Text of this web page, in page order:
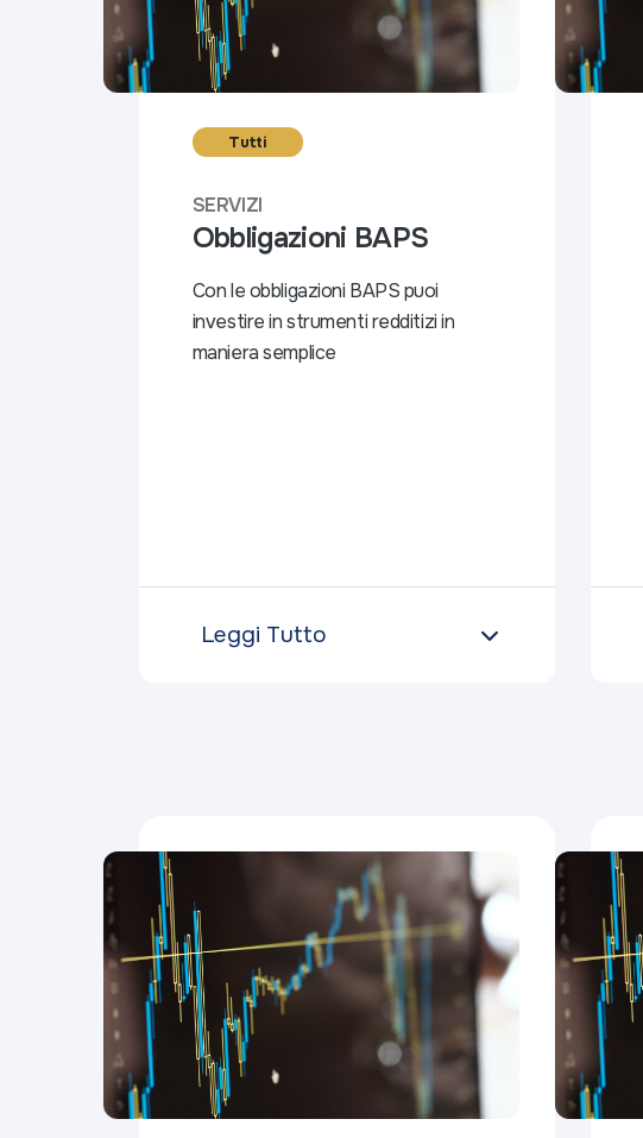
Tutti
SERVIZI
Obbligazioni BAPS
Con le obbligazioni BAPS puoi
investire in strumenti redditizi in
maniera semplice
Leggi Tutto